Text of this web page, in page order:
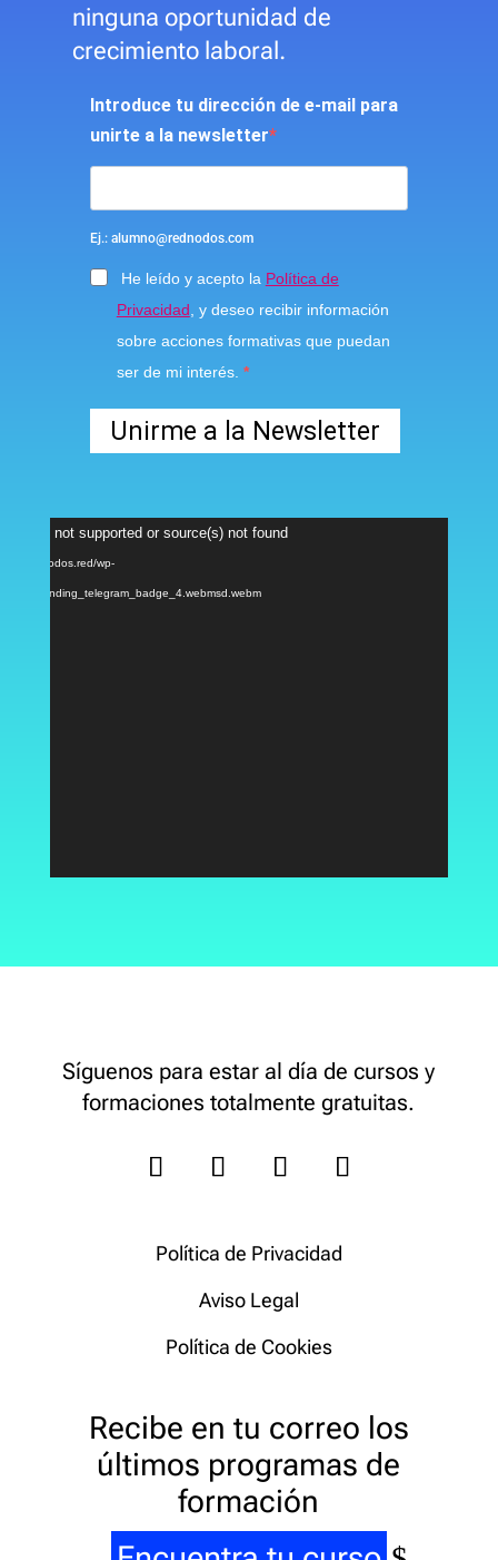
ninguna oportunidad de
crecimiento laboral.
Introduce tu dirección de e-mail para
unirte a la newsletter
Ej.: alumno@rednodos.com
He leído y acepto la Política de
Privacidad, y deseo recibir información
sobre acciones formativas que puedan
ser de mi interés.
Unirme a la Newsletter
Reproductor
de
vídeo
not supported or source(s) not found
https://nodos.red/wp-
04/landing_telegram_badge_4.webmsd.webm
Síguenos para estar al día de cursos y
formaciones totalmente gratuitas.
Política de Privacidad
Aviso Legal
Política de Cookies
Recibe en tu correo los
últimos programas de
formación